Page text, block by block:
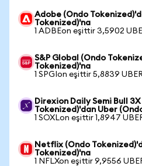
Adobe (Ondo
Tokenized)'na
1 ADBEon eşittir 3,5902
S&P Global (Ondo
Tokenized)'na
1 SPGIon eşittir 5,8839
Direxion Daily Semi Bull 3X
Tokenized)'dan Uber
1 SOXLon eşittir 1,8947
Netflix (Ondo
Tokenized)'na
1 NFLXon eşittir 9,9556